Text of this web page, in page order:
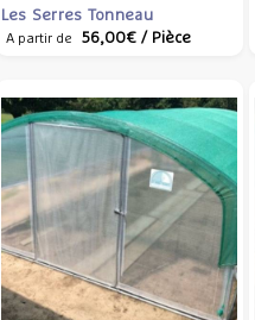
Les Serres Tonneau
A partir de 56,00€ / Pièce